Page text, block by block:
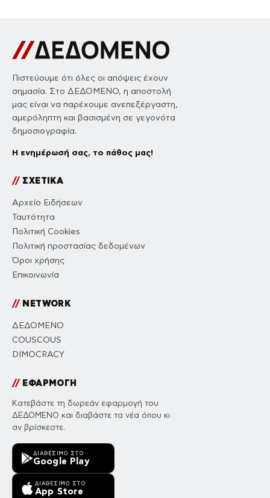
Πιστεύουμε ότι όλες οι απόψεις έχουν
σημασία. Στο ΔΕΔΟΜΕΝΟ, η αποστολή
μας είναι να παρέχουμε ανεπεξέργαστη,
αμερόληπτη και βασισμένη σε γεγονότα
δημοσιογραφία.
Η ενημέρωσή σας, το πάθος μας!
//ΣΧΕΤΙΚΑ
Αρχείο Ειδήσεων
Ταυτότητα
Πολιτική Cookies
Πολιτική προστασίας δεδομένων
Όροι χρήσης
Επικοινωνία
//NETWORK
ΔΕΔΟΜΕΝΟ
COUSCOUS
DIMOCRACY
//ΕΦΑΡΜΟΓΗ
Κατεβάστε τη δωρεάν εφαρμογή του
ΔΕΔΟΜΕΝΟ και διαβάστε τα νέα όπου κι
αν βρίσκεστε.
ΔΙΑΘΈΣΙΜΟ ΣΤΟ
Google Play
ΔΙΑΘΈΣΙΜΟ ΣΤΟ
App Store